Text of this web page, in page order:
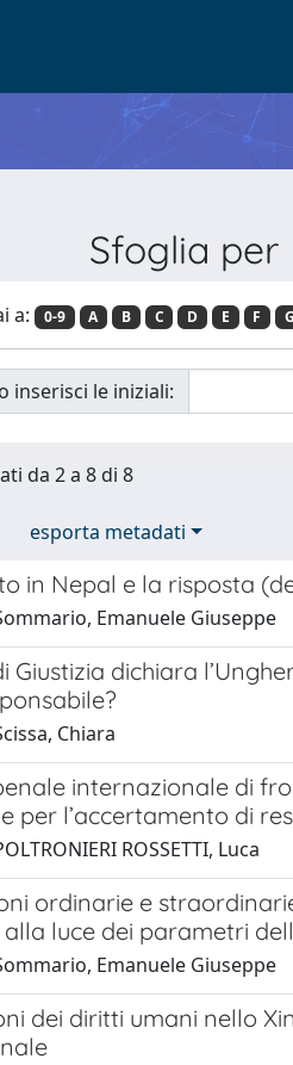
Sfoglia per
a: 0-9 A B C D E F G
o inserisci le iniziali:
da 2 a 8 di 8
esporta metadati
in Nepal e la risposta
Emanuele Giuseppe
Giustizia dichiara
Chiara
internazionale di
per l’accertamento di
ROSSETTI, Luca
ordinarie e
luce dei parametri
Emanuele Giuseppe
dei diritti umani nello